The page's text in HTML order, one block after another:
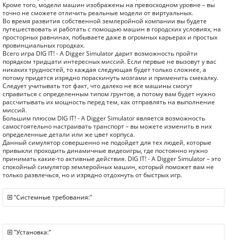
Кроме того, модели машин изображены на превосходном уровне – вы
точно не сможете отличить реальные модели от виртуальных.
Во время развития собственной землеройной компании вы будете
путешествовать и работать с помощью машин в городских условиях, на
просторных равнинах, побываете даже в огромных карьерах и простых
провинциальных городках.
Всего игра DIG IT! - A Digger Simulator дарит возможность пройти
порядком тридцати интересных миссий. Если первые не вызовут у вас
никаких трудностей, то каждая следующая будет только сложнее, а
потому придется изрядно пораскинуть мозгами и применить смекалку.
Следует учитывать тот факт, что далеко не все машины смогут
справиться с определенным типом грунтов, а потому вам будет нужно
рассчитывать их мощность перед тем, как отправлять на выполнение
миссий.
Большим плюсом DIG IT! - A Digger Simulator является возможность
самостоятельно настраивать транспорт – вы можете изменить в них
определенные детали или же цвет корпуса.
Данный симулятор совершенно не подойдет для тех людей, которые
привыкли проходить динамичные видеоигры, где постоянно нужно
принимать какие-то активные действия. DIG IT! - A Digger Simulator – это
спокойный симулятор землеройных машин, который поможет вам не
только развлечься, но и изрядно отдохнуть от быстрых игр.
"Системные требования:"
"Установка:"